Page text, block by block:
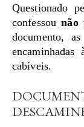
Questionado
confessounão
documento, as
cabíveis.